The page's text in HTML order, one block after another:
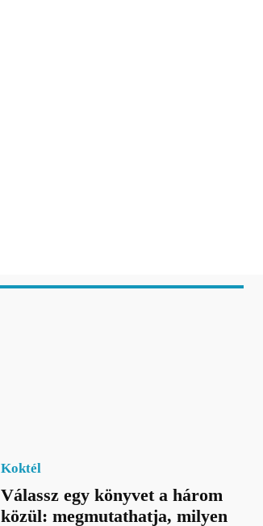
Koktél
Válassz egy könyvet a három
közül: megmutathatja, milyen